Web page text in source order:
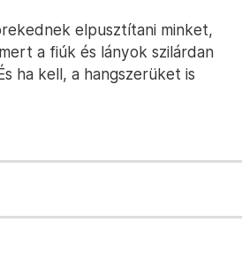
elpusztítani minket,
a fiúk és lányok szilárdan
ha kell, a hangszerüket is